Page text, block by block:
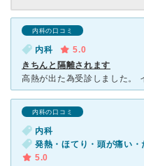
内科の口コミ
内科
5.0
きちんと隔離されます
内科の口コミ
内科
5.0